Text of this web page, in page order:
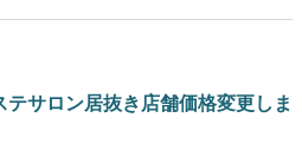
サロン居抜き店舗価格変更しま